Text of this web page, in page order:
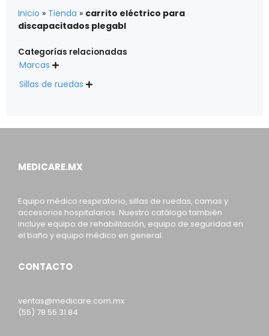
Inicio » Tienda » carrito eléctrico para
discapacitados plegabl
Categorías relacionadas
Marcas 
Sillas de ruedas 
MEDICARE.MX
Equipo médico respiratorio, sillas de ruedas, camas y
accesorios hospitalarios. Nuestro catálogo también
incluye equipo de rehabilitación, equipo de seguridad en
el baño y equipo médico en general.
CONTACTO
ventas@medicare.com.mx
(55) 78 55 31 84